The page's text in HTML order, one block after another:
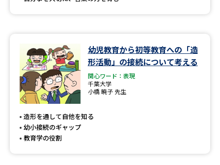
幼児教育から初等教育への「造
形活動」の接続について考える
関心ワード：表現
千葉大学
小橋 暁子 先生
造形を通して自他を知る
幼小接続のギャップ
教育学の役割